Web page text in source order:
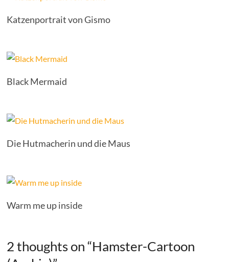
Katzenportrait von Gismo
Black Mermaid
Die Hutmacherin und die Maus
Warm me up inside
2 thoughts on “Hamster-Cartoon